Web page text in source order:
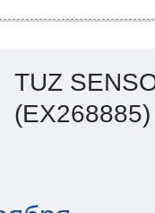
TUZ
(EX268885)